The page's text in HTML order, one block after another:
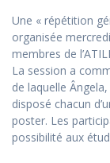
Une « répétition
organisée
membres de
La session a
de laquelle
disposé chacun
poster. Les
possibilité aux